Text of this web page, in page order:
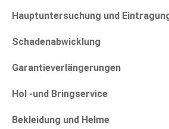
Hauptuntersuchung und
Schadenabwicklung
Garantieverlängerungen
Hol -und Bringservice
Bekleidung und Helme